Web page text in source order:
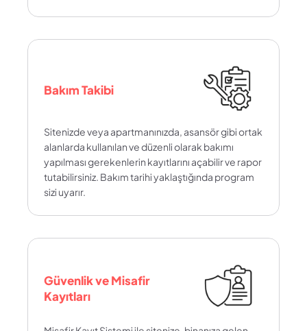
Bakım Takibi
Sitenizde veya apartmanınızda, asansör gibi ortak
alanlarda kullanılan ve düzenli olarak bakımı
yapılması gerekenlerin kayıtlarını açabilir ve rapor
tutabilirsiniz. Bakım tarihi yaklaştığında program
sizi uyarır.
Güvenlik ve Misafir
Kayıtları